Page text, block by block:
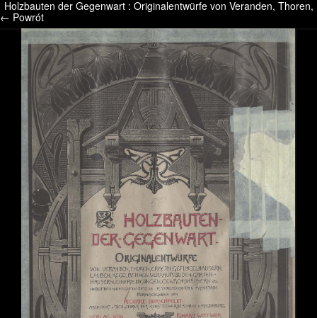
/* */ /* */ /* pliki_strona_po_stronie */
Holzbauten der Gegenwart : Originalentwürfe von Veranden,
← Powrót